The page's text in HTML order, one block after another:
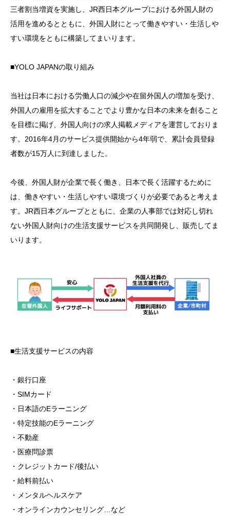
三者割当増資を実施し、JR西日本グループにおける外国人財の
活用を進めるとともに、外国人財にとって働きやすい・生活しや
すい環境をともに構築してまいります。
■YOLO JAPANの取り組み
当社は日本における労働人口の減少や在留外国人の増加を受け、
外国人の雇用を拡大することでより豊かな日本の未来を創ること
を目標に掲げ、外国人向けの求人掲載メディアを運営しておりま
す。2016年4月のサービス提供開始から4年弱で、累計会員登録
者数が15万人に到達しました。
今後、外国人財が企業で長く働き、日本で長く活躍するために
は、働きやすい・生活しやすい環境づくりが必要であると考えま
す。JR西日本グループとともに、企業の人事部では対応し切れ
ない外国人財向けの生活支援サービスを共同開発し、販売してま
いります。
■⽣活⽀援サービスの内容
・銀⾏⼝座
・SIMカード
・⽇本語のEラーニング
・特定技能のEラーニング
・不動産
・医療問診票
・クレジットカード/後払い
・給料前払い
・メンタルヘルスケア
・オンラインカウンセリング…など